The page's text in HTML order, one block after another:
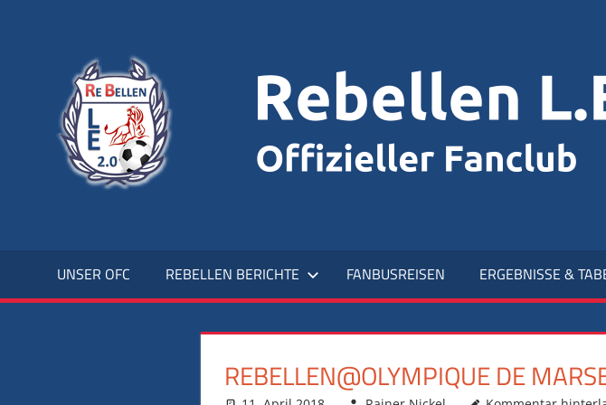
Fanclub
UNSER OFC REBELLEN BERICHTE FANBUSREISEN ERGEBNISSE &
REBELLEN@OLYMPIQUE DE